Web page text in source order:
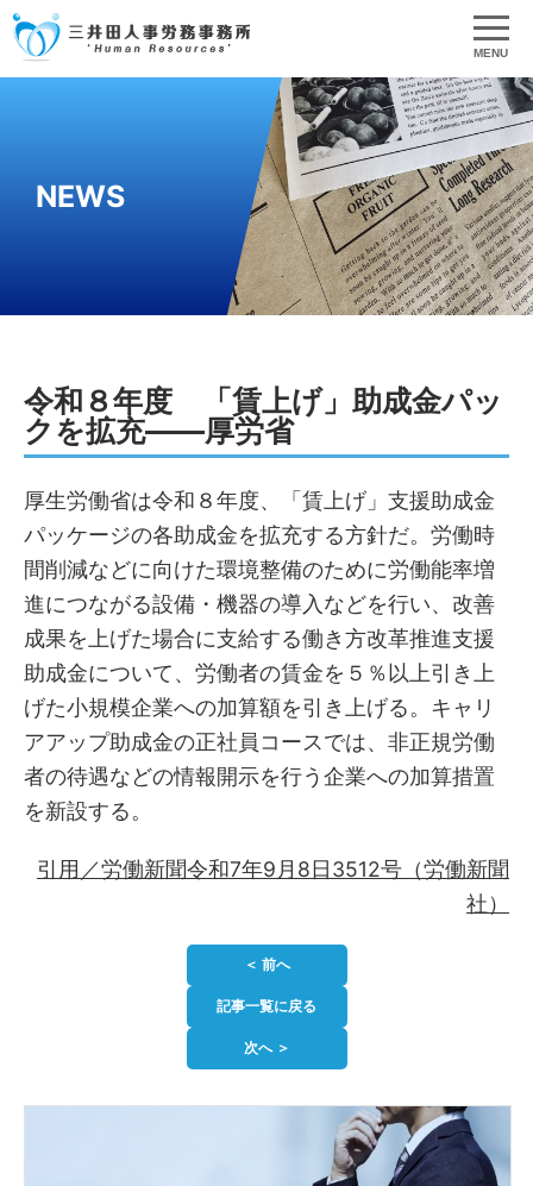
MENU
NEWS
令和８年度 「賃上げ」助成金パッ
クを拡充――厚労省
厚生労働省は令和８年度、「賃上げ」支援助成金
パッケージの各助成金を拡充する方針だ。労働時
間削減などに向けた環境整備のために労働能率増
進につながる設備・機器の導入などを行い、改善
成果を上げた場合に支給する働き方改革推進支援
助成金について、労働者の賃金を５％以上引き上
げた小規模企業への加算額を引き上げる。キャリ
アアップ助成金の正社員コースでは、非正規労働
者の待遇などの情報開示を行う企業への加算措置
を新設する。
引用／労働新聞令和7年9月8日3512号（労働新聞
社）
＜ 前へ
記事一覧に戻る
次へ ＞